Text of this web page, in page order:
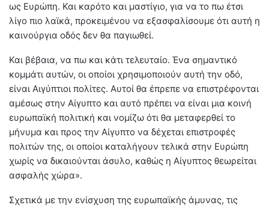
ως Ευρώπη. Και καρότο και μαστίγιο, για να το πω έτσι
λίγο πιο λαϊκά, προκειμένου να εξασφαλίσουμε ότι αυτή η
καινούργια οδός δεν θα παγιωθεί.
Και βέβαια, να πω και κάτι τελευταίο. Ένα σημαντικό
κομμάτι αυτών, οι οποίοι χρησιμοποιούν αυτή την οδό,
είναι Αιγύπτιοι πολίτες. Αυτοί θα έπρεπε να επιστρέφονται
αμέσως στην Αίγυπτο και αυτό πρέπει να είναι μια κοινή
ευρωπαϊκή πολιτική και νομίζω ότι θα μεταφερθεί το
μήνυμα και προς την Αίγυπτο να δέχεται επιστροφές
πολιτών της, οι οποίοι καταλήγουν τελικά στην Ευρώπη
χωρίς να δικαιούνται άσυλο, καθώς η Αίγυπτος θεωρείται
ασφαλής χώρα».
Σχετικά με την ενίσχυση της ευρωπαϊκής άμυνας, τις